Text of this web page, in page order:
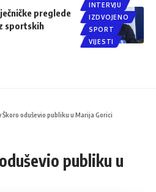
INTERVJU
IZDVOJENO
SPORT
VIJESTI
preglede
sportskih
Škoro oduševio publiku u Marija Gorici
publiku u